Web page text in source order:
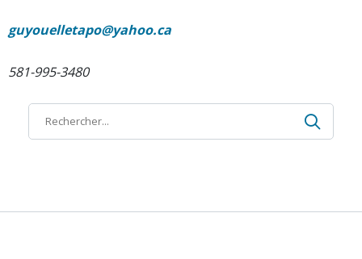
guyouelletapo@yahoo.ca
581-995-3480
Recherche